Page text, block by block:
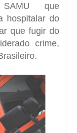
que
hospitalar do
que fugir do
crime,